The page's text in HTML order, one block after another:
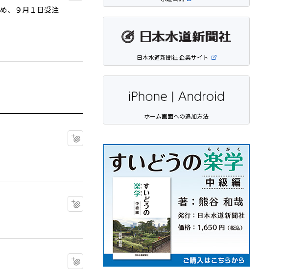
、９月１日受注
マイクリップに追加
マイクリップに追加
日本水道新聞社 企業サイト
ホーム画面への追加方法